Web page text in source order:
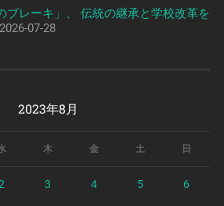
ブレーキ」、 伝統の継承と学校改革を
2026-07-28
2023年8月
木 金 土 日
3 4 5 6